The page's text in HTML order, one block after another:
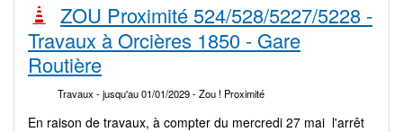
ZOU Proximité 524/528/5227/5228 -
Travaux à Orcières 1850 - Gare
Routière
Travaux - jusqu'au 01/01/2029- Zou ! Proximité
En raison de travaux, à compter du mercredi 27 mai l'arrêt